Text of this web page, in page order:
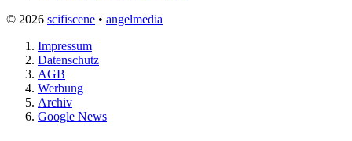
© 2026 scifiscene • angelmedia
Impressum
Datenschutz
AGB
Werbung
Archiv
Google News